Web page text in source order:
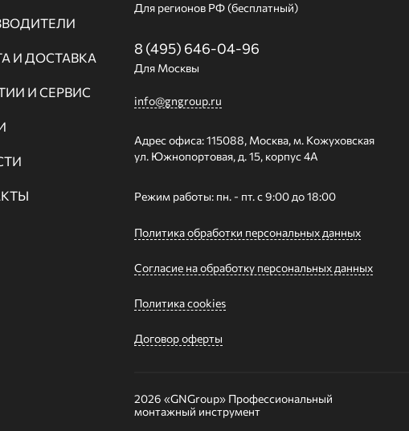
И ДОСТАВКА
И СЕРВИС
Для регионов РФ (бесплатный)
8 (495) 646-04-96
Для Москвы
info@gngroup.ru
Адрес офиса: 115088, Москва, м. Кожуховская
ул. Южнопортовая, д. 15, корпус 4А
Режим работы: пн. - пт. с 9:00 до 18:00
Политика обработки персональных данных
Согласие на обработку персональных данных
Политика cookies
Договор оферты
2026 «GNGroup» Профессиональный
монтажный инструмент